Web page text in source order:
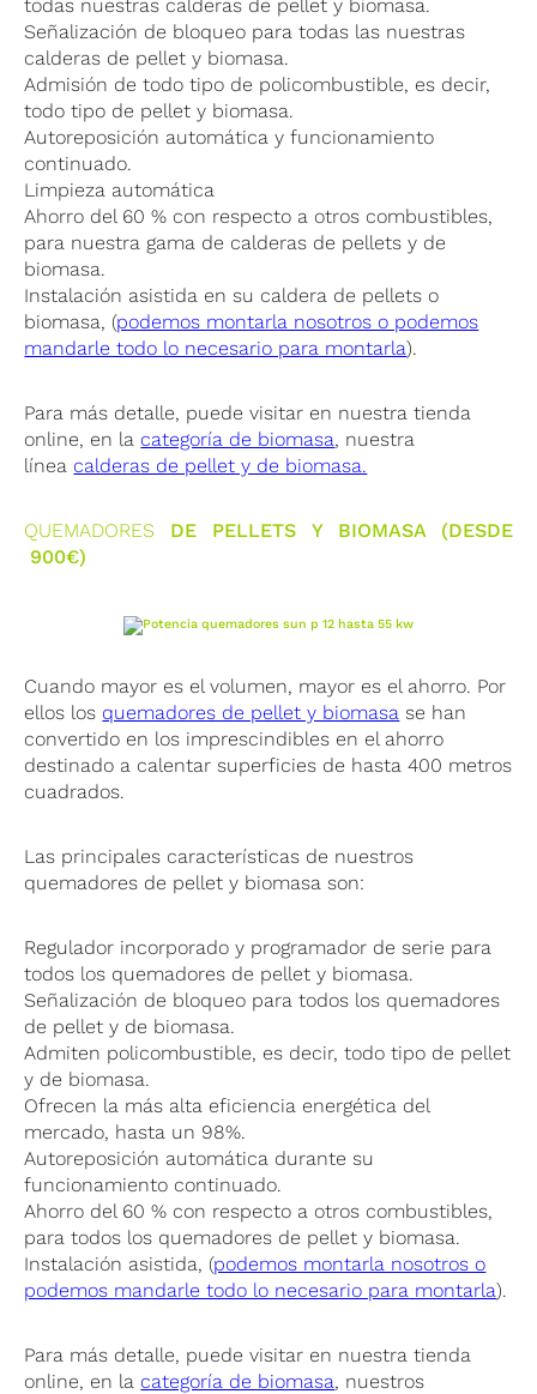
todas nuestras calderas de pellet y biomasa.
Señalización de bloqueo para todas las nuestras
calderas de pellet y biomasa.
Admisión de todo tipo de policombustible, es decir,
todo tipo de pellet y biomasa.
Autoreposición automática y funcionamiento
continuado.
Limpieza automática
Ahorro del 60 % con respecto a otros combustibles,
para nuestra gama de calderas de pellets y de
biomasa.
Instalación asistida en su caldera de pellets o
biomasa, (podemos montarla nosotros o podemos
mandarle todo lo necesario para montarla).
Para más detalle, puede visitar en nuestra tienda
online, en la categoría de biomasa, nuestra
línea calderas de pellet y de biomasa.
QUEMADORES DE PELLETS Y BIOMASA (DESDE
900€)
Cuando mayor es el volumen, mayor es el ahorro. Por
ellos los quemadores de pellet y biomasa se han
convertido en los imprescindibles en el ahorro
destinado a calentar superficies de hasta 400 metros
cuadrados.
Las principales características de nuestros
quemadores de pellet y biomasa son:
Regulador incorporado y programador de serie para
todos los quemadores de pellet y biomasa.
Señalización de bloqueo para todos los quemadores
de pellet y de biomasa.
Admiten policombustible, es decir, todo tipo de pellet
y de biomasa.
Ofrecen la más alta eficiencia energética del
mercado, hasta un 98%.
Autoreposición automática durante su
funcionamiento continuado.
Ahorro del 60 % con respecto a otros combustibles,
para todos los quemadores de pellet y biomasa.
Instalación asistida, (podemos montarla nosotros o
podemos mandarle todo lo necesario para montarla).
Para más detalle, puede visitar en nuestra tienda
online, en la categoría de biomasa, nuestros